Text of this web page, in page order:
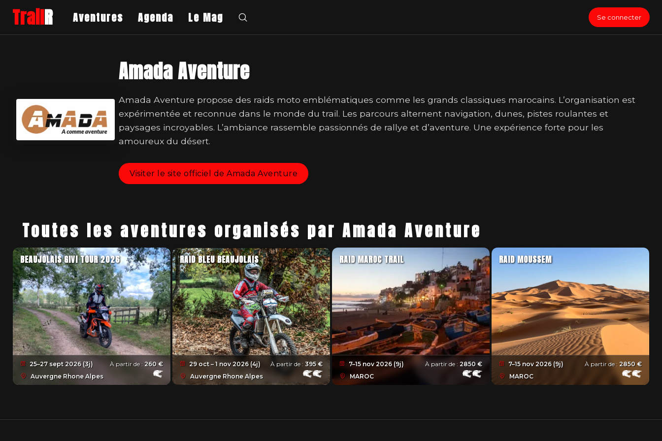
TrailR Aventures Agenda Le Mag Se connecter
Amada Aventure
Amada Aventure propose des raids moto emblématiques comme les grands classiques marocains. L’organisation est
expérimentée et reconnue dans le monde du trail. Les parcours alternent navigation, dunes, pistes roulantes et
paysages incroyables. L’ambiance rassemble passionnés de rallye et d’aventure. Une expérience forte pour les
amoureux du désert.
Visiter le site officiel de Amada Aventure
Toutes les aventures organisés par Amada Aventure
BEAUJOLAIS GIVI TOUR 2026
25–27 sept 2026 (3j)
Auvergne Rhone Alpes
À partir de : 260 €
RAID BLEU BEAUJOLAIS
29 oct – 1 nov 2026 (4j)
Auvergne Rhone Alpes
À partir de : 395 €
RAID MAROC TRAIL
7–15 nov 2026 (9j)
MAROC
À partir de :2850 €
RAID MOUSSEM
7–15 nov 2026 (9j)
MAROC
À partir de : 2850 €